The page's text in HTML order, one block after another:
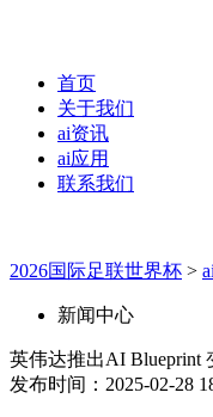
首页
关于我们
ai资讯
ai应用
联系我们
2026国际足联世界杯 >
新闻中心
英伟达推出AI Blueprint
发布时间：2025-02-28